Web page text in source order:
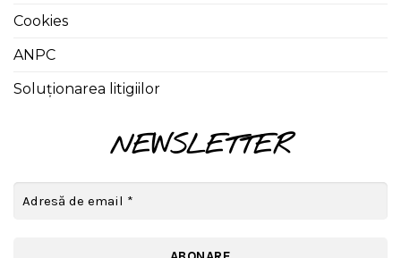
Cookies
ANPC
Soluționarea litigiilor
NEWSLETTER